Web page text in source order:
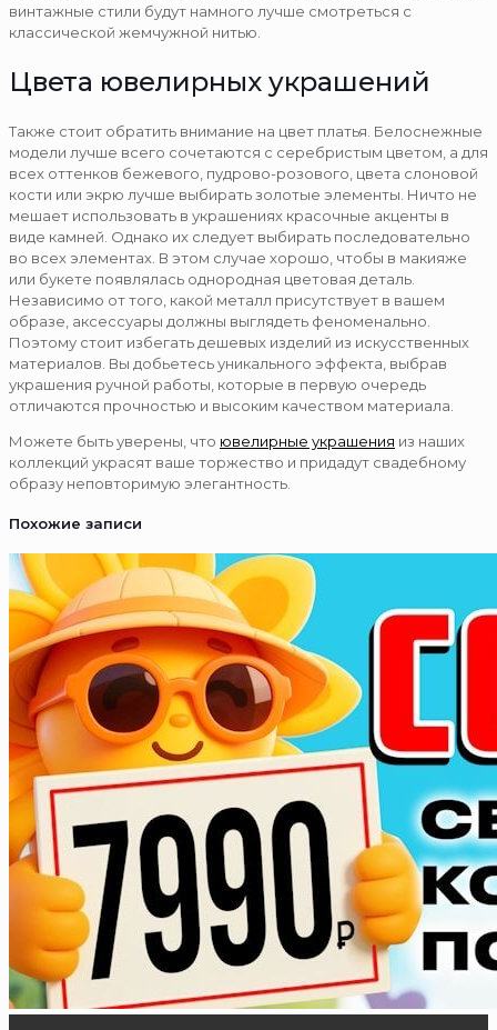
винтажные стили будут намного лучше смотреться с
классической жемчужной нитью.
Цвета ювелирных украшений
Также стоит обратить внимание на цвет платья. Белоснежные
модели лучше всего сочетаются с серебристым цветом, а для
всех оттенков бежевого, пудрово-розового, цвета слоновой
кости или экрю лучше выбирать золотые элементы. Ничто не
мешает использовать в украшениях красочные акценты в
виде камней. Однако их следует выбирать последовательно
во всех элементах. В этом случае хорошо, чтобы в макияже
или букете появлялась однородная цветовая деталь.
Независимо от того, какой металл присутствует в вашем
образе, аксессуары должны выглядеть феноменально.
Поэтому стоит избегать дешевых изделий из искусственных
материалов. Вы добьетесь уникального эффекта, выбрав
украшения ручной работы, которые в первую очередь
отличаются прочностью и высоким качеством материала.
Можете быть уверены, что ювелирные украшения из наших
коллекций украсят ваше торжество и придадут свадебному
образу неповторимую элегантность.
Похожие записи